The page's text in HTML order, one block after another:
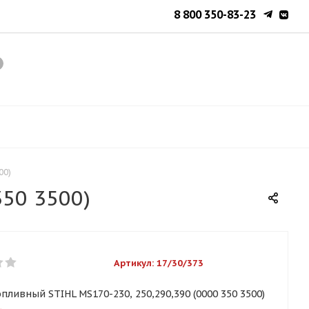
8 800 350-83-23
3500)
Артикул: 17/30/373
STIHL MS170-230, 250,290,390 (0000 350 3500)